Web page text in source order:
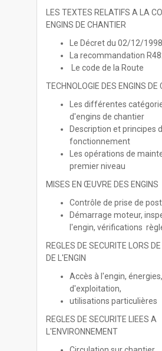
LES TEXTES RELATIFS A LA
ENGINS DE CHANTIER
Le Décret du 02/12/1998
La recommandation
Le code de la Route
TECHNOLOGIE DES ENGINS DE
Les différentes
d'engins de chantier
Description et principes
fonctionnement
Les opérations de
premier niveau
MISES EN ŒUVRE DES ENGINS
Contrôle de prise de
Démarrage moteur,
l'engin, vérifications
REGLES DE SECURITE LORS
DE L'ENGIN
Accès à l'engin,
d'exploitation,
utilisations particulières
REGLES DE SECURITE LIEES A
L'ENVIRONNEMENT